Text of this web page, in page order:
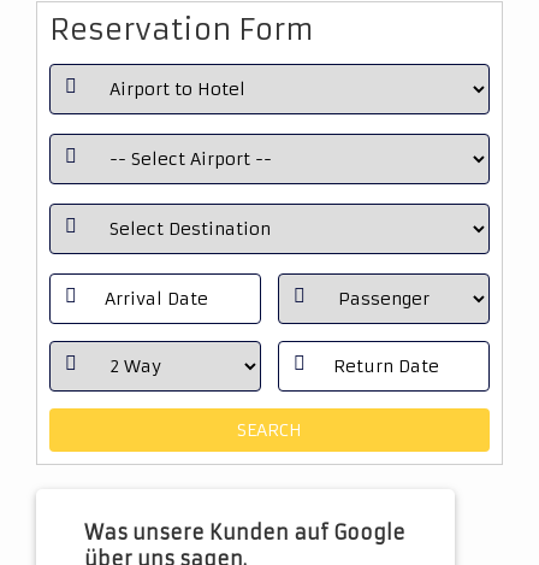
Reservation Form
Was unsere Kunden auf Google
über uns sagen.